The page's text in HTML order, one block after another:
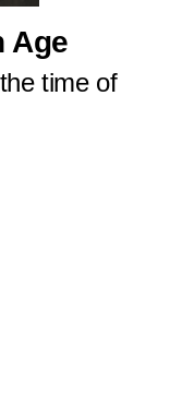
Age
time of